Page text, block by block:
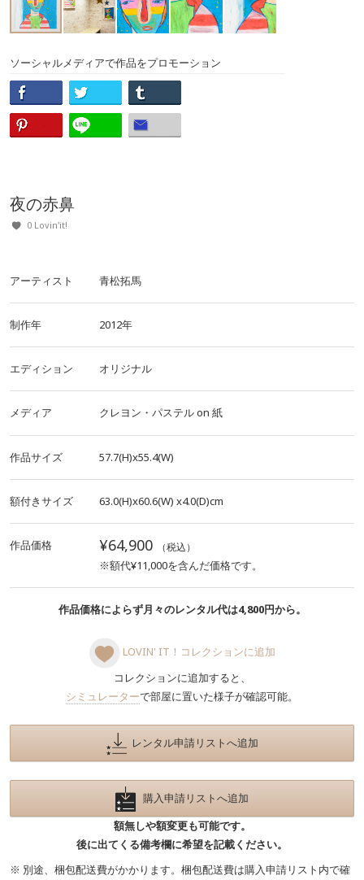
ソーシャルメディアで作品をプロモーション
夜の赤鼻
0 Lovin'it!
アーティスト 青松拓馬
制作年 2012年
エディション オリジナル
メディア クレヨン・パステルon 紙
作品サイズ 57.7(H)x55.4(W)
額付きサイズ 63.0(H)x60.6(W) x4.0(D)cm
作品価格 ¥64,900 （税込）
※額代¥11,000を含んだ価格です。
作品価格によらず月々のレンタル代は4,800円から。
LOVIN' IT！コレクションに追加
コレクションに追加すると、
シミュレーターで部屋に置いた様子が確認可能。
レンタル申請リストへ追加
購入申請リストへ追加
額無しや額変更も可能です。
後に出てくる備考欄に希望を記載ください。
※ 別途、梱包配送費がかかります。梱包配送費は購入申請リスト内で確